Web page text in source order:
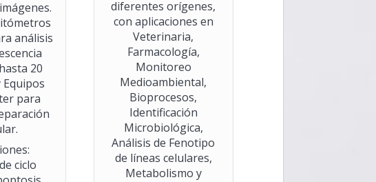
análisis
20
para
ciclo
diferentes orígenes,
con aplicaciones en
Veterinaria,
Farmacología,
Monitoreo
Medioambiental,
Bioprocesos,
Identificación
Microbiológica,
Análisis de Fenotipo
de líneas celulares,
Metabolismo y